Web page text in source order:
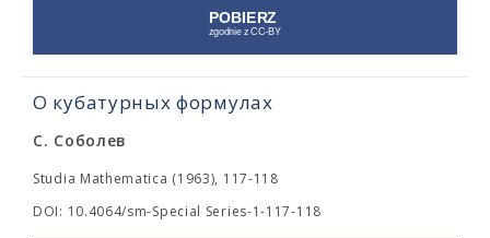
О кубатурных формулах
С. Соболев
Studia Mathematica (1963), 117-118
DOI: 10.4064/sm-Special Series-1-117-118